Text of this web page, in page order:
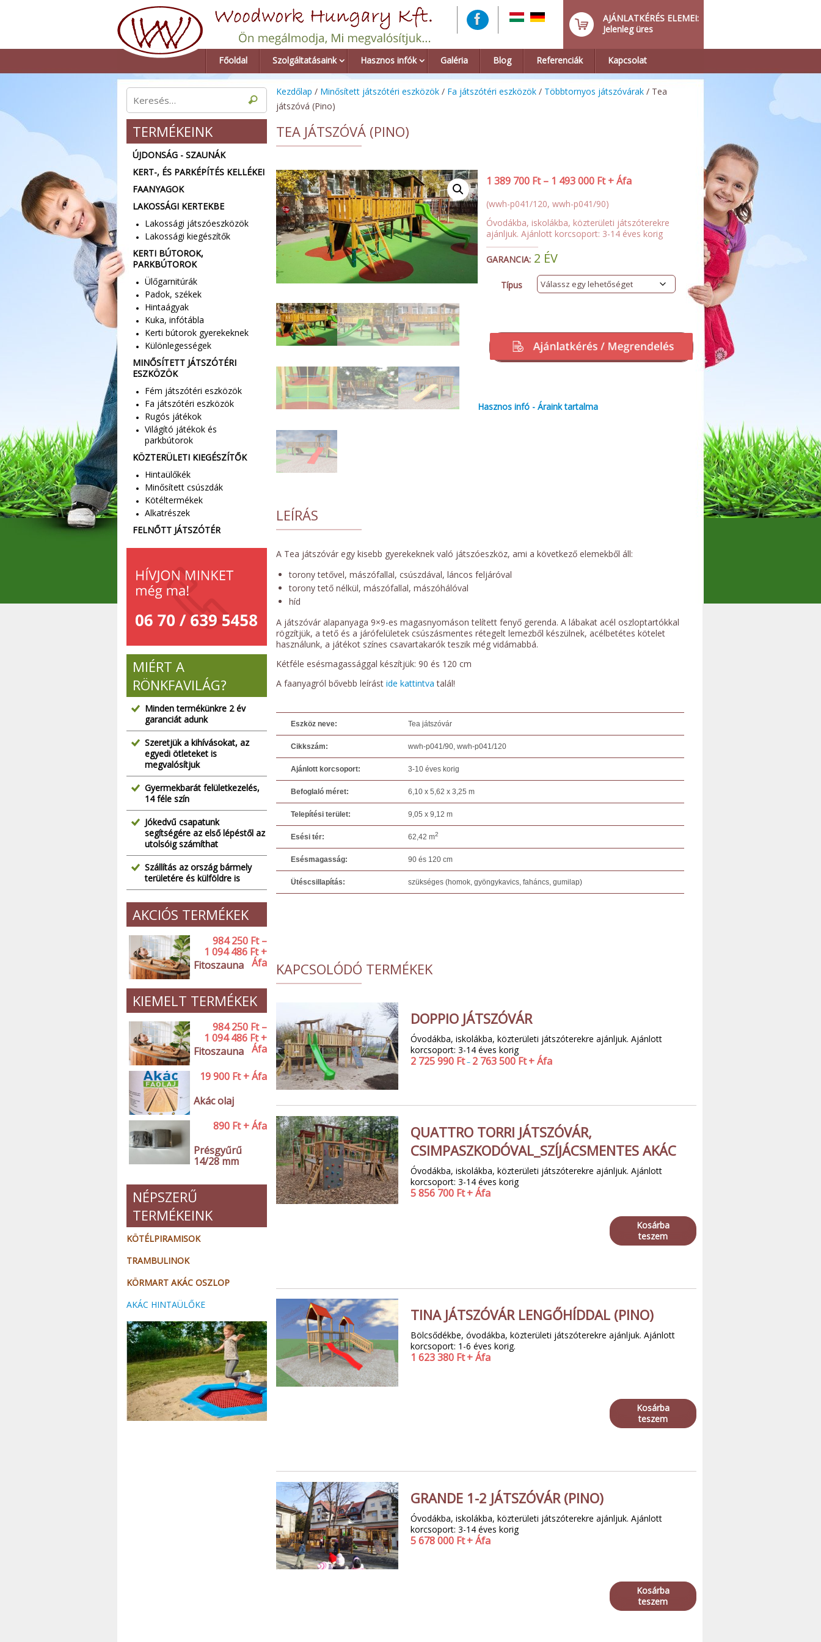
AJÁNLATKÉRÉS ELEMEI:
Jelenleg üres
Főoldal Szolgáltatásaink Hasznos infók Galéria Blog Referenciák Kapcsolat
Kezdőlap / Minősített játszótéri eszközök / Fa játszótéri eszközök / Többtornyos játszóvárak / Tea
játszóvá (Pino)
TEA JÁTSZÓVÁ (PINO)
1 389 700 Ft – 1 493 000 Ft + Áfa
(wwh-p041/120, wwh-p041/90)
Óvodákba, iskolákba, közterületi játszóterekre
ajánljuk. Ajánlott korcsoport: 3-14 éves korig
GARANCIA: 2 ÉV
Típus
Hasznos infó - Áraink tartalma
LEÍRÁS
A Tea játszóvár egy kisebb gyerekeknek való játszóeszköz, ami a következő elemekből áll:
torony tetővel, mászófallal, csúszdával, láncos feljáróval
torony tető nélkül, mászófallal, mászóhálóval
híd
A játszóvár alapanyaga 9×9-es magasnyomáson telített fenyő gerenda. A lábakat acél oszloptartókkal
rögzítjük, a tető és a járófelületek csúszásmentes rétegelt lemezből készülnek, acélbetétes kötelet
használunk, a játékot színes csavartakarók teszik még vidámabbá.
Kétféle esésmagassággal készítjük: 90 és 120 cm
A faanyagról bővebb leírást ide kattintva talál!
Eszköz neve: Tea játszóvár
Cikkszám: wwh-p041/90, wwh-p041/120
Ajánlott korcsoport: 3-10 éves korig
Befoglaló méret: 6,10 x 5,62 x 3,25 m
Telepítési terület: 9,05 x 9,12 m
Esési tér: 62,42 m2
Esésmagasság: 90 és 120 cm
Ütéscsillapítás: szükséges (homok, gyöngykavics, faháncs, gumilap)
KAPCSOLÓDÓ TERMÉKEK
DOPPIO JÁTSZÓVÁR
Óvodákba, iskolákba, közterületi játszóterekre ajánljuk. Ajánlott
korcsoport: 3-14 éves korig
2 725 990 Ft– 2 763 500 Ft+ Áfa
QUATTRO TORRI JÁTSZÓVÁR,
CSIMPASZKODÓVAL_SZÍJÁCSMENTES AKÁC
Óvodákba, iskolákba, közterületi játszóterekre ajánljuk. Ajánlott
korcsoport: 3-14 éves korig
5 856 700 Ft+ Áfa
Kosárba
teszem
TINA JÁTSZÓVÁR LENGŐHÍDDAL (PINO)
Bölcsődékbe, óvodákba, közterületi játszóterekre ajánljuk. Ajánlott
korcsoport: 1-6 éves korig.
1 623 380 Ft+ Áfa
Kosárba
teszem
GRANDE 1-2 JÁTSZÓVÁR (PINO)
Óvodákba, iskolákba, közterületi játszóterekre ajánljuk. Ajánlott
korcsoport: 3-14 éves korig
5 678 000 Ft+ Áfa
Kosárba
teszem
TERMÉKEINK
ÚJDONSÁG - SZAUNÁK
KERT-, ÉS PARKÉPÍTÉS KELLÉKEI
FAANYAGOK
LAKOSSÁGI KERTEKBE
Lakossági játszóeszközök
Lakossági kiegészítők
KERTI BÚTOROK,
PARKBÚTOROK
Ülőgarnitúrák
Padok, székek
Hintaágyak
Kuka, infótábla
Kerti bútorok gyerekeknek
Különlegességek
MINŐSÍTETT JÁTSZÓTÉRI
ESZKÖZÖK
Fém játszótéri eszközök
Fa játszótéri eszközök
Rugós játékok
Világító játékok és
parkbútorok
KÖZTERÜLETI KIEGÉSZÍTŐK
Hintaülőkék
Minősített csúszdák
Kötéltermékek
Alkatrészek
FELNŐTT JÁTSZÓTÉR
MIÉRT A
RÖNKFAVILÁG?
Minden termékünkre 2 év
garanciát adunk
Szeretjük a kihívásokat, az
egyedi ötleteket is
megvalósítjuk
Gyermekbarát felületkezelés,
14 féle szín
Jókedvű csapatunk
segítségére az első lépéstől az
utolsóig számíthat
Szállítás az ország bármely
területére és külföldre is
AKCIÓS TERMÉKEK
Fitoszauna
984 250 Ft –
1 094 486 Ft +
Áfa
KIEMELT TERMÉKEK
Fitoszauna
984 250 Ft –
1 094 486 Ft +
Áfa
Akác olaj
19 900 Ft + Áfa
Présgyűrű
14/28 mm
890 Ft + Áfa
NÉPSZERŰ
TERMÉKEINK
KÖTÉLPIRAMISOK
TRAMBULINOK
KÖRMART AKÁC OSZLOP
AKÁC HINTAÜLŐKE